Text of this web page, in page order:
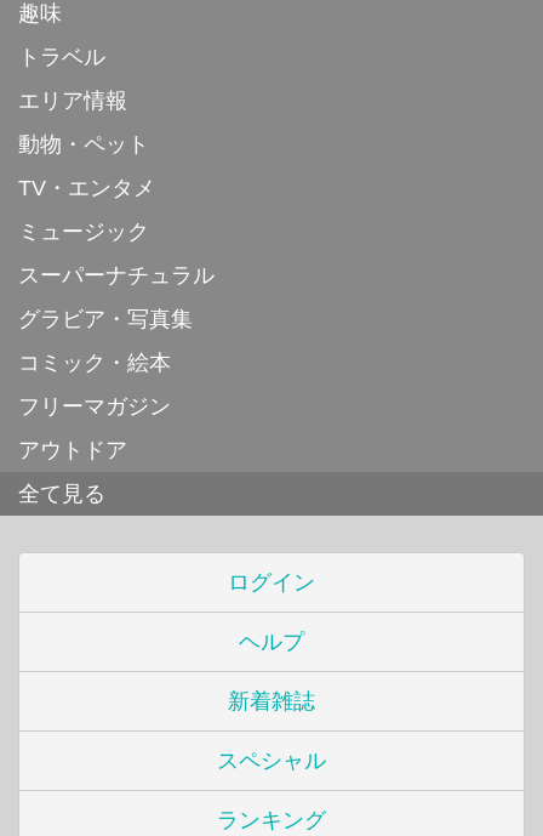
趣味
トラベル
エリア情報
動物・ペット
TV・エンタメ
ミュージック
スーパーナチュラル
グラビア・写真集
コミック・絵本
フリーマガジン
アウトドア
全て見る
ログイン
ヘルプ
新着雑誌
スペシャル
ランキング